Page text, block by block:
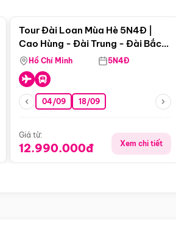
Tour Đài Loan Mùa Hè 5N4Đ |
Cao Hùng - Đài Trung - Đài Bắc
(Bay Vj)
Hồ Chí Minh 5N4Đ
04/09 18/09
Giá từ:
12.990.000đ Xem chi tiết